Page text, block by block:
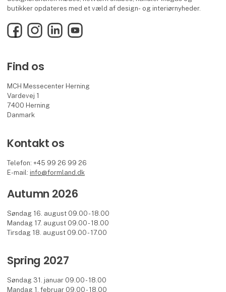
butikker opdateres med et væld af design- og interiørnyheder.
FacebookInstagramLinkedInYouTube
Find os
MCH Messecenter Herning
Vardevej 1
7400 Herning
Danmark
Kontakt os
Telefon: +45 99 26 99 26
E-mail: info@formland.dk
Autumn 2026
Søndag 16. august 09.00 - 18.00
Mandag 17. august 09.00 - 18.00
Tirsdag 18. august 09.00 - 17.00
Spring 2027
Søndag 31. januar 09.00 - 18.00
Mandag 1. februar 09.00 - 18.00